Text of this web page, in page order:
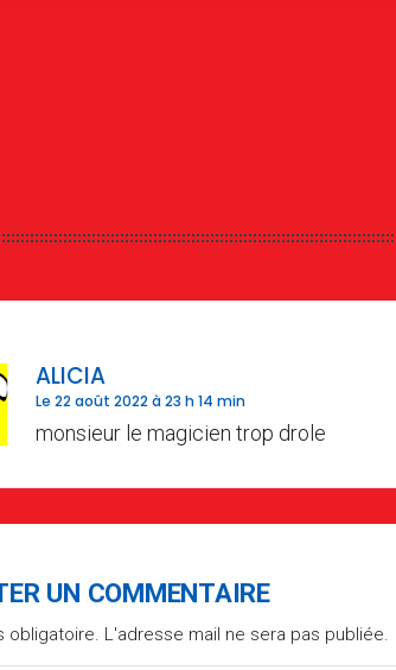
ALICIA
Le 22 août 2022 à 23 h 14 min
monsieur le magicien trop drole
UN COMMENTAIRE
obligatoire. L'adresse mail ne sera pas publiée.